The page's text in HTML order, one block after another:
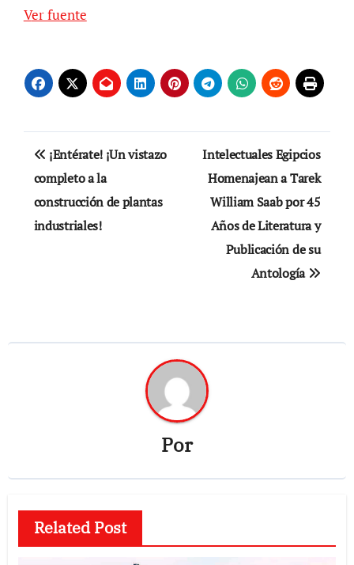
Navegación
entradas
Ver fuente
Navegación
de
entradas
¡Entérate! ¡Un vistazo
completo a la
construcción de plantas
industriales!
Intelectuales Egipcios
Homenajean a Tarek
William Saab por 45
Años de Literatura y
Publicación de su
Antología
Por
Related Post